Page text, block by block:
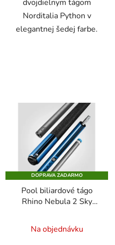
dvojdielnym tágom
Norditalia Python v
elegantnej šedej farbe.
DOPRAVA ZADARMO
Pool biliardové tágo
Rhino Nebula 2 Sky
12,4mm Sport Wrap
Na objednávku